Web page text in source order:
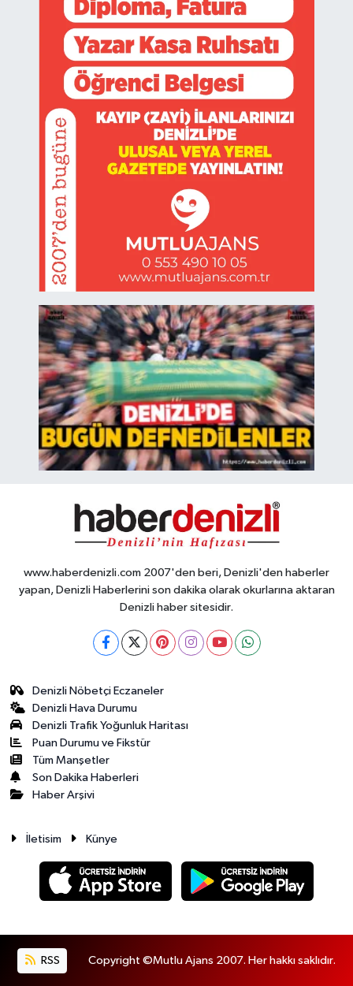
www.haberdenizli.com 2007'den beri, Denizli'den haberler
yapan, Denizli Haberlerini son dakika olarak okurlarına aktaran
Denizli haber sitesidir.
Denizli Nöbetçi Eczaneler
Denizli Hava Durumu
Denizli Trafik Yoğunluk Haritası
Puan Durumu ve Fikstür
Tüm Manşetler
Son Dakika Haberleri
Haber Arşivi
İletisim Künye
RSS Copyright ©Mutlu Ajans 2007. Her hakkı saklıdır.